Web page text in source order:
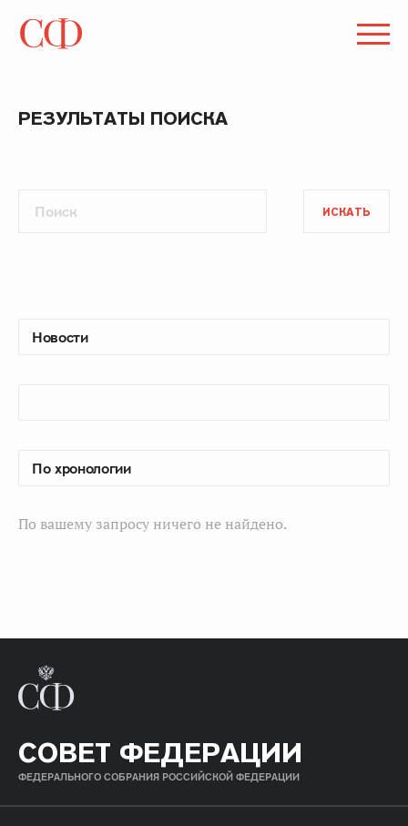
РЕЗУЛЬТАТЫ ПОИСКА
ИСКАТЬ
По вашему запросу ничего не найдено.
СОВЕТ ФЕДЕРАЦИИ
ФЕДЕРАЛЬНОГО СОБРАНИЯ РОССИЙСКОЙ ФЕДЕРАЦИИ